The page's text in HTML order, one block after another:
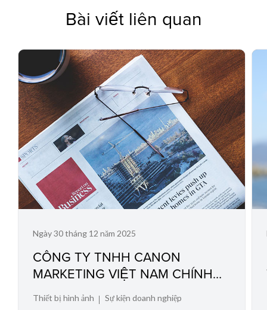
Bài viết liên quan
Ngày 30 tháng 12 năm 2025
CÔNG TY TNHH CANON
MARKETING VIỆT NAM CHÍNH
THỨC TRIỂN KHAI HỆ THỐNG
Thiết bị hình ảnh Sự kiện doanh nghiệp